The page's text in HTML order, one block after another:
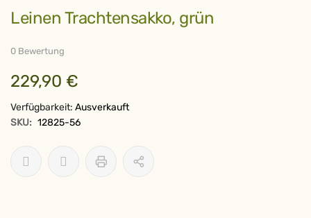
Zum
Anfang
springen
Leinen Trachtensakko, grün
0 Bewertung
229,90 €
Verfügbarkeit: Ausverkauft
SKU: 12825-56